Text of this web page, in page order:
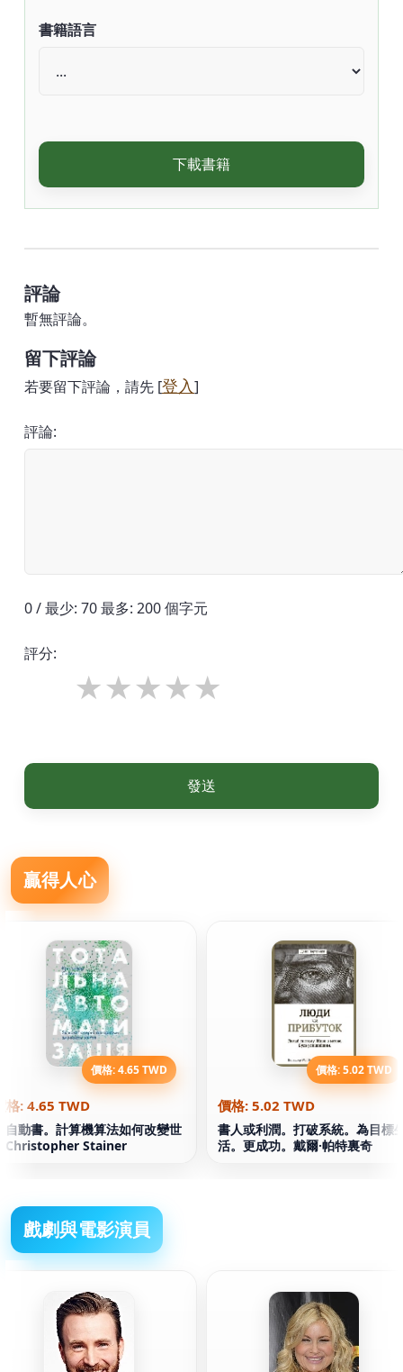
書籍語言
下載書籍
評論
暫無評論。
留下評論
若要留下評論，請先 [登入]
評論:
0 / 最少: 70 最多: 200 個字元
評分:
發送
贏得人心
價格: 4.65 TWD
格: 4.65 TWD
自動書。計算機算法如何改變世
Christopher Stainer
價格: 5.02 TWD
價格: 5.02 TWD
書人或利潤。打破系統。為目標
活。更成功。戴爾·帕特裏奇
戲劇與電影演員